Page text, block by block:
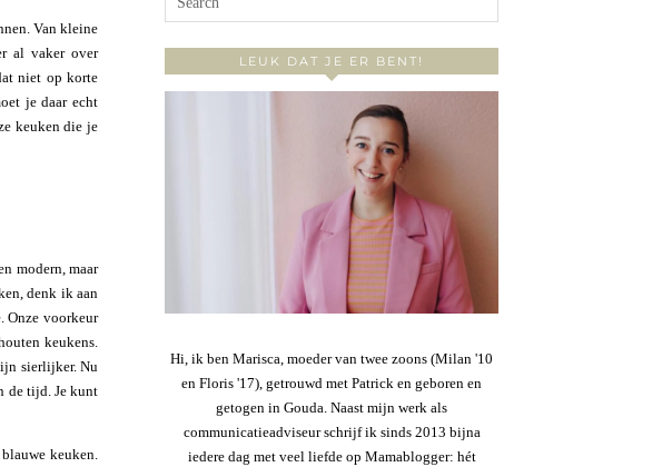
Van kleine
al vaker over
niet op korte
je daar echt
keuken die je
modern, maar
denk ik aan
Onze voorkeur
keukens.
sierlijker. Nu
de tijd. Je kunt
keuken.
LEUK DAT JE ER BENT!
Hi, ik ben Marisca, moeder van twee zoons (Milan '10
en Floris '17), getrouwd met Patrick en geboren en
getogen in Gouda. Naast mijn werk als
communicatieadviseur schrijf ik sinds 2013 bijna
iedere dag met veel liefde op Mamablogger: hét